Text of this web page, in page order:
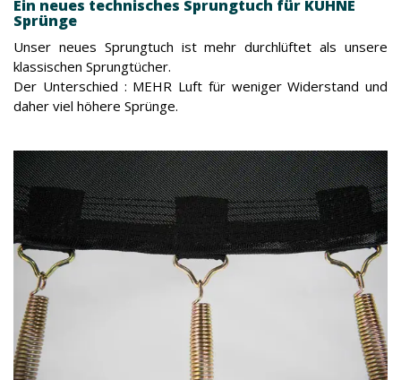
Ein neues technisches Sprungtuch für KÜHNE
Sprünge
Unser neues Sprungtuch ist mehr durchlüftet als unsere
klassischen Sprungtücher.
Der Unterschied : MEHR Luft für weniger Widerstand und
daher viel höhere Sprünge.